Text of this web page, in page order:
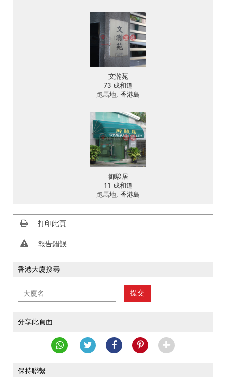
文瀚苑
73 成和道
跑馬地, 香港島
御駿居
11 成和道
跑馬地, 香港島
打印此頁
報告錯誤
香港大廈搜尋
提交
分享此頁面
保持聯繫